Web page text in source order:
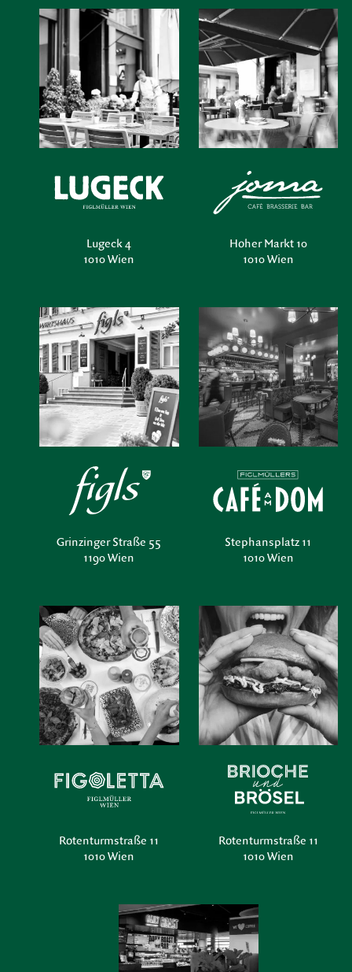
Lugeck 4
1010 Wien
Hoher Markt 10
1010 Wien
Grinzinger Straße 55
1190 Wien
Stephansplatz 11
1010 Wien
Rotenturmstraße 11
1010 Wien
Rotenturmstraße 11
1010 Wien